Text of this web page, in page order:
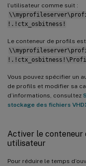
l’utilisateur comme suit :
!.!ctx_osbitness!
Le conteneur de profils
Vous pouvez spécifier un
de profils et modifier sa
d’informations, consultez
stockage des fichiers
Activer le conteneur
utilisateur
Pour réduire le temps